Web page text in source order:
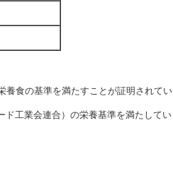
養食の基準を満たすことが証明されてい
ド工業会連合）の栄養基準を満たしてい